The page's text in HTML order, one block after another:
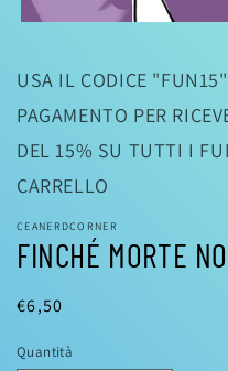
1
finestra
modale
USA IL CODICE
PAGAMENTO PER
DEL 15% SU TUTTI I
CARRELLO
CEANERDCORNER
FINCHÉ MORTE
Prezzo
listino
€6,50
Quantità